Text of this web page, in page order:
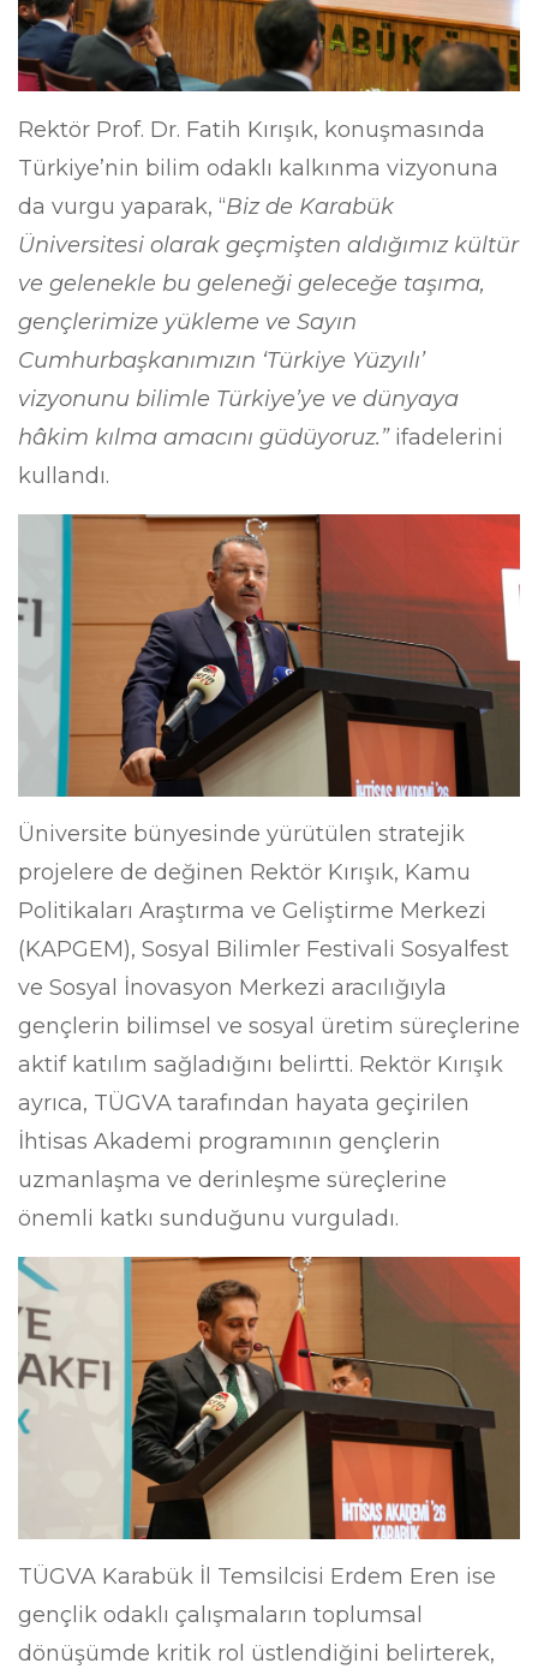
Rektör Prof. Dr. Fatih Kırışık, konuşmasında
Türkiye’nin bilim odaklı kalkınma vizyonuna
da vurgu yaparak, “Biz de Karabük
Üniversitesi olarak geçmişten aldığımız kültür
ve gelenekle bu geleneği geleceğe taşıma,
gençlerimize yükleme ve Sayın
Cumhurbaşkanımızın ‘Türkiye Yüzyılı’
vizyonunu bilimle Türkiye’ye ve dünyaya
hâkim kılma amacını güdüyoruz.”ifadelerini
kullandı.
Üniversite bünyesinde yürütülen stratejik
projelere de değinen Rektör Kırışık, Kamu
Politikaları Araştırma ve Geliştirme Merkezi
(KAPGEM), Sosyal Bilimler Festivali Sosyalfest
ve Sosyal İnovasyon Merkezi aracılığıyla
gençlerin bilimsel ve sosyal üretim süreçlerine
aktif katılım sağladığını belirtti. Rektör Kırışık
ayrıca, TÜGVA tarafından hayata geçirilen
İhtisas Akademi programının gençlerin
uzmanlaşma ve derinleşme süreçlerine
önemli katkı sunduğunu vurguladı.
TÜGVA Karabük İl Temsilcisi Erdem Eren ise
gençlik odaklı çalışmaların toplumsal
dönüşümde kritik rol üstlendiğini belirterek,